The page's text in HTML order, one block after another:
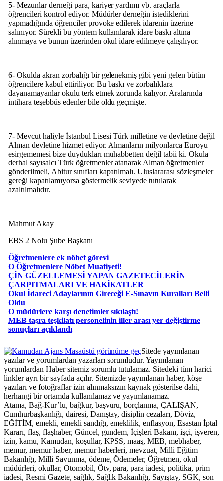
5- Mezunlar derneği para, kariyer yardımı vb. araçlarla
öğrencileri kontrol ediyor. Müdürler derneğin istediklerini
yapmadığında öğrenciler provoke edilerek idarenin üzerine
salınıyor. Sürekli bu yöntem kullanılarak idare baskı altına
alınmaya ve bunun üzerinden okul idare edilmeye çalışılıyor.
6- Okulda akran zorbalığı bir gelenekmiş gibi yeni gelen bütün
öğrencilere kabul ettiriliyor. Bu baskı ve zorbalıklara
dayanamayanlar okulu terk etmek zorunda kalıyor. Aralarında
intihara teşebbüs edenler bile oldu geçmişte.
7- Mevcut haliyle İstanbul Lisesi Türk milletine ve devletine değil
Alman devletine hizmet ediyor. Almanların milyonlarca Euroyu
esirgememesi bize duydukları muhabbetten değil tabii ki. Okula
derhal sayısalcı Türk öğretmenler atanarak Alman öğretmenler
gönderilmeli, Abitur sınıfları kapatılmalı. Uluslararası sözleşmeler
gereği kapatılamıyorsa göstermelik seviyede tutularak
azaltılmalıdır.
Mahmut Akay
EBS 2 Nolu Şube Başkanı
Öğretmenlere ek nöbet görevi
O Öğretmenlere Nöbet Muafiyeti!
ÇİN GÜZELLEMESİ YAPAN GAZETECİLERİN
ÇARPITMALARI VE HAKİKATLER
Okul İdareci Adaylarının Gireceği E-Sınavın Kuralları Belli
Oldu
O müdürlere karşı denetimler sıkılaştı!
MEB taşra teşkilatı personelinin iller arası yer değiştirme
sonuçları açıklandı
Masaüstü görünüme geçSitede yayımlanan
yazılar ve yorumlardan yazarları sorumludur. Yayımlanan
yorumlardan Haber sitemiz sorumlu tutulamaz. Sitedeki tüm harici
linkler ayrı bir sayfada açılır. Sitemizde yayımlanan haber, köşe
yazıları ve fotoğraflar izin alınmaksızın kaynak gösterilse dahi,
herhangi bir ortamda kullanılamaz ve yayımlanamaz.
Atama, Bağ-Kur’lu, bağkur, başvuru, borçlanma, ÇALIŞAN,
Cumhurbaşkanlığı, dairesi, Danıştay, disiplin cezaları, Döviz,
EĞİTİM, emekli, emekli sandığı, emeklilik, enflasyon, Esastan İptal
Kararı, flaş, flaşhaber, Güncel, gundem, İçişleri Bakanı, işçi, işveren,
izin, kamu, Kamudan, koşullar, KPSS, maaş, MEB, mebhaber,
memur, memur haber, memur haberleri, mevzuat, Milli Eğitim
Bakanlığı, Milli Savunma, ödeme, Ödemeler, Öğretmen, okul
müdürleri, okullar, Otomobil, Ötv, para, para iadesi, politika, prim
iadesi, Resmi Gazete, sağlık, Sağlık Bakanlığı, Sayıştay, SGK, son